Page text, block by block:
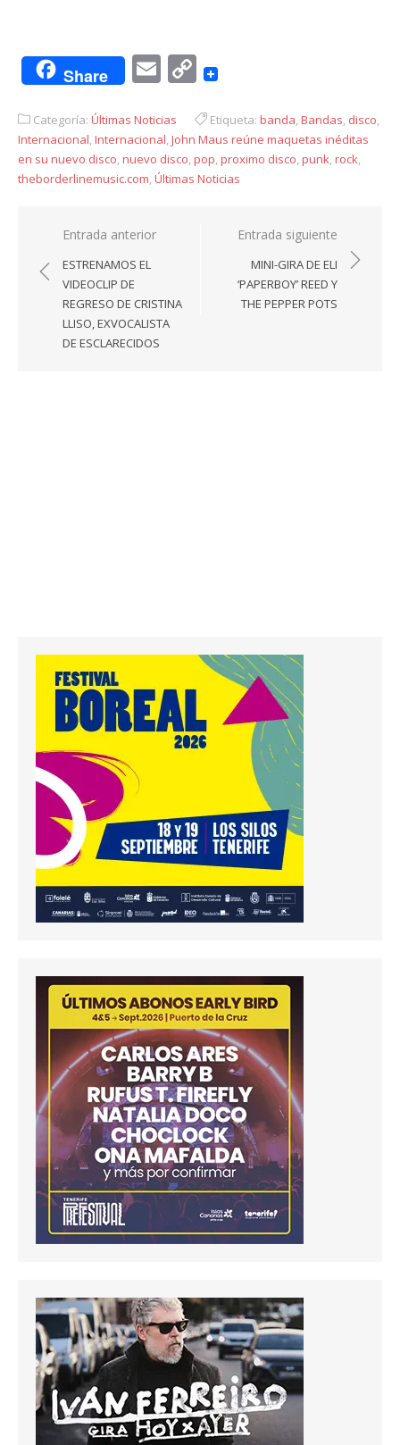
Share EmailCopy
Categoría: Últimas Noticias Etiqueta: banda,Bandas, disco,
Internacional,Internacional,John Maus reúne maquetas inéditas
en su nuevo disco,nuevo disco,pop,proximo disco,punk,rock,
theborderlinemusic.com,Últimas Noticias
Navegación
de
entradas
Entrada anterior
ESTRENAMOS EL
VIDEOCLIP DE
REGRESO DE CRISTINA
LLISO, EXVOCALISTA
DE ESCLARECIDOS
Entrada siguiente
MINI-GIRA DE ELI
‘PAPERBOY’ REED Y
THE PEPPER POTS